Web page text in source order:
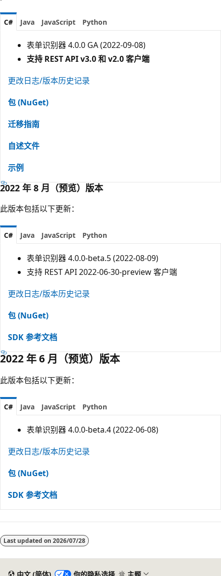
C# Java JavaScript Python
表单识别器 4.0.0 GA (2022-09-08)
支持 REST API v3.0 和 v2.0 客户端
更改日志/版本历史记录
包 (NuGet)
迁移指南
自述文件
示例
2022 年 8 月（预览）版本
此版本包括以下更新：
C# Java JavaScript Python
表单识别器 4.0.0-beta.5 (2022-08-09)
支持 REST API 2022-06-30-preview 客户端
更改日志/版本历史记录
包 (NuGet)
SDK 参考文档
2022 年 6 月（预览）版本
此版本包括以下更新：
C# Java JavaScript Python
表单识别器 4.0.0-beta.4 (2022-06-08)
更改日志/版本历史记录
包 (NuGet)
SDK 参考文档
Last updated on 2026/07/28